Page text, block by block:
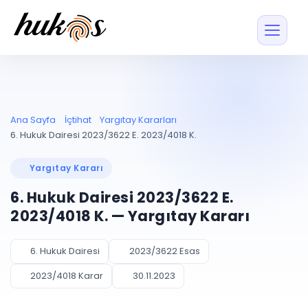
Entegrasyonu
UYAP ile otomatik
UYAP Evrak
Entegrasyonu
UETS Entegrasyonu
Tebligatları anında
Müvekkil ve taraf
Vekalet
PLANLAMA & TAKİP
Pano ve Takip
Blog
Ücretsiz Başlayın Giriş Yap
Ana Sayfa İçtihat
Yargıtay Kararları
6. Hukuk Dairesi 2023/3622 E. 2023/4018 K.
Yargıtay Kararı
6. Hukuk Dairesi 2023/3622 E.
2023/4018 K. — Yargıtay Kararı
6. Hukuk Dairesi
2023/3622 Esas
2023/4018 Karar
30.11.2023